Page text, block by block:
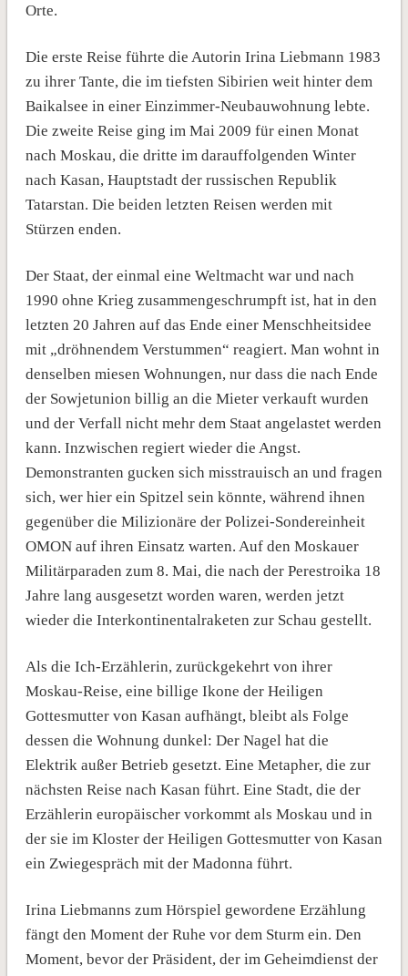
Orte.
Die erste Reise führte die Autorin Irina Liebmann 1983
zu ihrer Tante, die im tiefsten Sibirien weit hinter dem
Baikalsee in einer Einzimmer-Neubauwohnung lebte.
Die zweite Reise ging im Mai 2009 für einen Monat
nach Moskau, die dritte im darauffolgenden Winter
nach Kasan, Hauptstadt der russischen Republik
Tatarstan. Die beiden letzten Reisen werden mit
Stürzen enden.
Der Staat, der einmal eine Weltmacht war und nach
1990 ohne Krieg zusammengeschrumpft ist, hat in den
letzten 20 Jahren auf das Ende einer Menschheitsidee
mit „dröhnendem Verstummen“ reagiert. Man wohnt in
denselben miesen Wohnungen, nur dass die nach Ende
der Sowjetunion billig an die Mieter verkauft wurden
und der Verfall nicht mehr dem Staat angelastet werden
kann. Inzwischen regiert wieder die Angst.
Demonstranten gucken sich misstrauisch an und fragen
sich, wer hier ein Spitzel sein könnte, während ihnen
gegenüber die Milizionäre der Polizei-Sondereinheit
OMON auf ihren Einsatz warten. Auf den Moskauer
Militärparaden zum 8. Mai, die nach der Perestroika 18
Jahre lang ausgesetzt worden waren, werden jetzt
wieder die Interkontinentalraketen zur Schau gestellt.
Als die Ich-Erzählerin, zurückgekehrt von ihrer
Moskau-Reise, eine billige Ikone der Heiligen
Gottesmutter von Kasan aufhängt, bleibt als Folge
dessen die Wohnung dunkel: Der Nagel hat die
Elektrik außer Betrieb gesetzt. Eine Metapher, die zur
nächsten Reise nach Kasan führt. Eine Stadt, die der
Erzählerin europäischer vorkommt als Moskau und in
der sie im Kloster der Heiligen Gottesmutter von Kasan
ein Zwiegespräch mit der Madonna führt.
Irina Liebmanns zum Hörspiel gewordene Erzählung
fängt den Moment der Ruhe vor dem Sturm ein. Den
Moment, bevor der Präsident, der im Geheimdienst der